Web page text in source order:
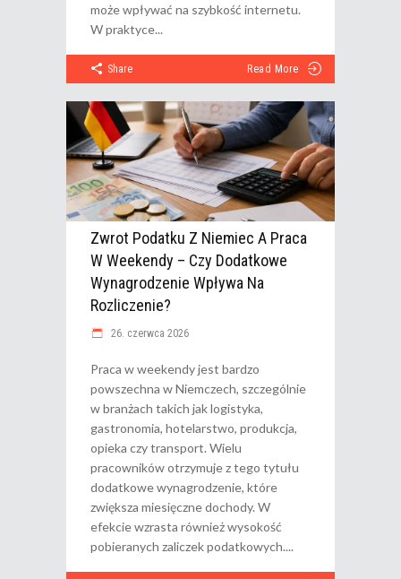
może wpływać na szybkość internetu.
W praktyce
Share Read More
Zwrot Podatku Z Niemiec A Praca
W Weekendy – Czy Dodatkowe
Wynagrodzenie Wpływa Na
Rozliczenie?
26. czerwca 2026
Praca w weekendy jest bardzo
powszechna w Niemczech, szczególnie
w branżach takich jak logistyka,
gastronomia, hotelarstwo, produkcja,
opieka czy transport. Wielu
pracowników otrzymuje z tego tytułu
dodatkowe wynagrodzenie, które
zwiększa miesięczne dochody. W
efekcie wzrasta również wysokość
pobieranych zaliczek podatkowych.